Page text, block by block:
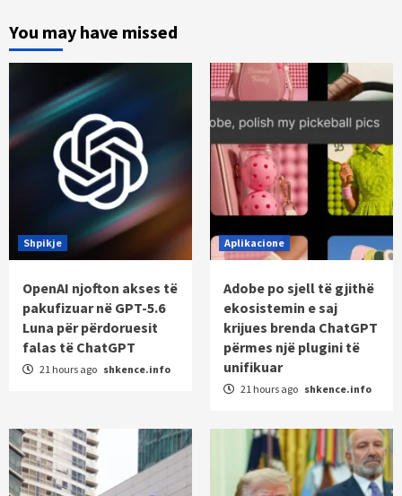
You may have missed
Shpikje
OpenAI njofton akses të
pakufizuar në GPT-5.6
Luna për përdoruesit
falas të ChatGPT
21 hours ago shkence.info
Aplikacione
Adobe po sjell të gjithë
ekosistemin e saj
krijues brenda ChatGPT
përmes një plugini të
unifikuar
21 hours ago shkence.info